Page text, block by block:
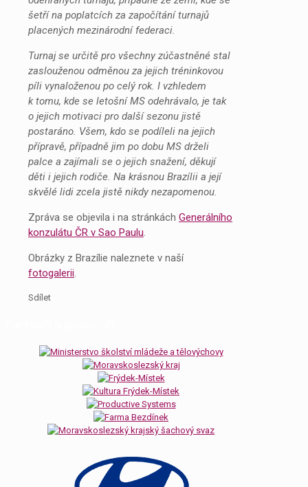
šetří na poplatcích za započítání turnajů
placených mezinárodní federaci.
Turnaj se určitě pro všechny zúčastněné stal
zaslouženou odměnou za jejich tréninkovou
píli vynaloženou po celý rok. I vzhledem
k tomu, kde se letošní MS odehrávalo, je tak
o jejich motivaci pro další sezonu jistě
postaráno. Všem, kdo se podíleli na jejich
přípravě, případně jim po dobu MS drželi
palce a zajímali se o jejich snažení, děkují
děti i jejich rodiče. Na krásnou Brazílii a její
skvělé lidi zcela jistě nikdy nezapomenou.
Zpráva se objevila i na stránkách Generálního
konzulátu ČR v Sao Paulu.
Obrázky z Brazílie naleznete v naší
fotogalerii.
Sdílet